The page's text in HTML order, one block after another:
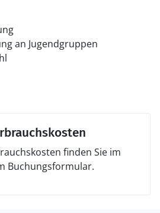
an Jugendgruppen
finden Sie im
Buchungsformular.